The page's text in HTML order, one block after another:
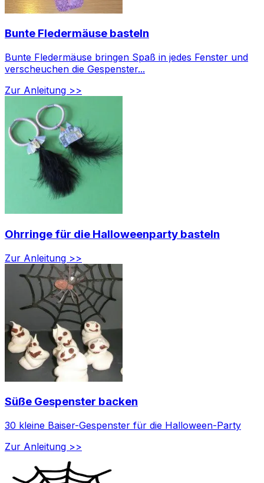
Bunte Fledermäuse basteln
Bunte Fledermäuse bringen Spaß in jedes Fenster und
verscheuchen die Gespenster...
Zur Anleitung >>
Ohrringe für die Halloweenparty basteln
Zur Anleitung >>
Süße Gespenster backen
30 kleine Baiser-Gespenster für die Halloween-Party
Zur Anleitung >>